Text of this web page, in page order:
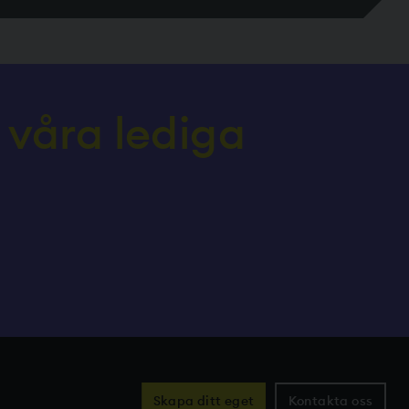
lediga
Skapa ditt eget Kontakta oss